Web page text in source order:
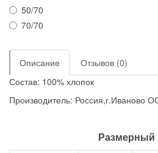
50/70
70/70
Описание
Отзывов (0)
Состав: 100% хлопок
Производитель: Россия,г.Иваново
Размерный